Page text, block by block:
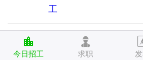
工
招工说明
明天吕寨汽修厂二保焊工
好手，200
今日招工 求职